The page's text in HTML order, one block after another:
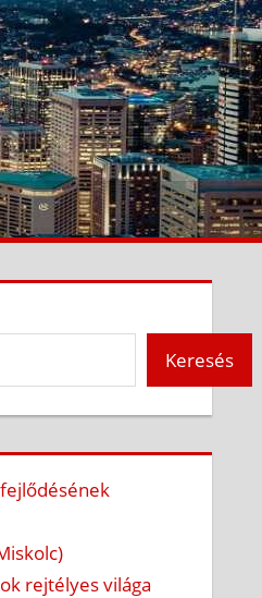
Keresés
rejtélyes világa